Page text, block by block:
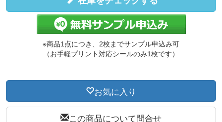
※商品1点につき、2枚までサンプル申込み可
（お手軽プリント対応シールのみ1枚です）
お気に入り
この商品について問合せ